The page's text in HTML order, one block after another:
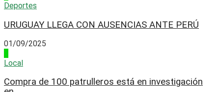
Deportes
URUGUAY LLEGA CON AUSENCIAS ANTE PERÚ
01/09/2025
Local
Compra de 100 patrulleros está en investigación